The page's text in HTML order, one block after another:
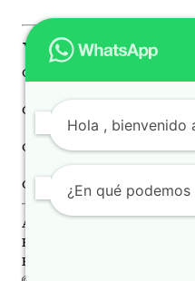
Visítanos en
C. de la Princesa, 81,
C. de Joaquín María López,
C. de Juan Álvarez
C. de Luchana, 21,
Aviso Legal
Política de Privacidad
Política de Cookies
Hola , bienvenido
¿En qué